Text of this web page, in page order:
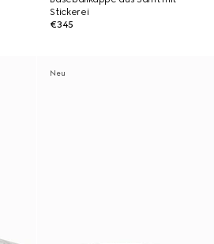
Stickerei
€345
Neu